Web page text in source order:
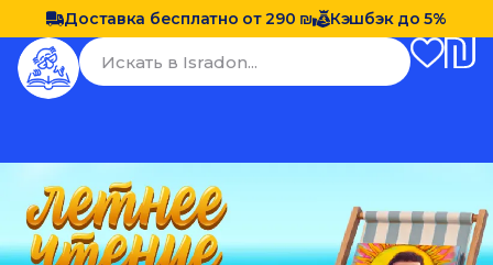
Доставка бесплатно от 290 ₪ Кэшбэк до 5%